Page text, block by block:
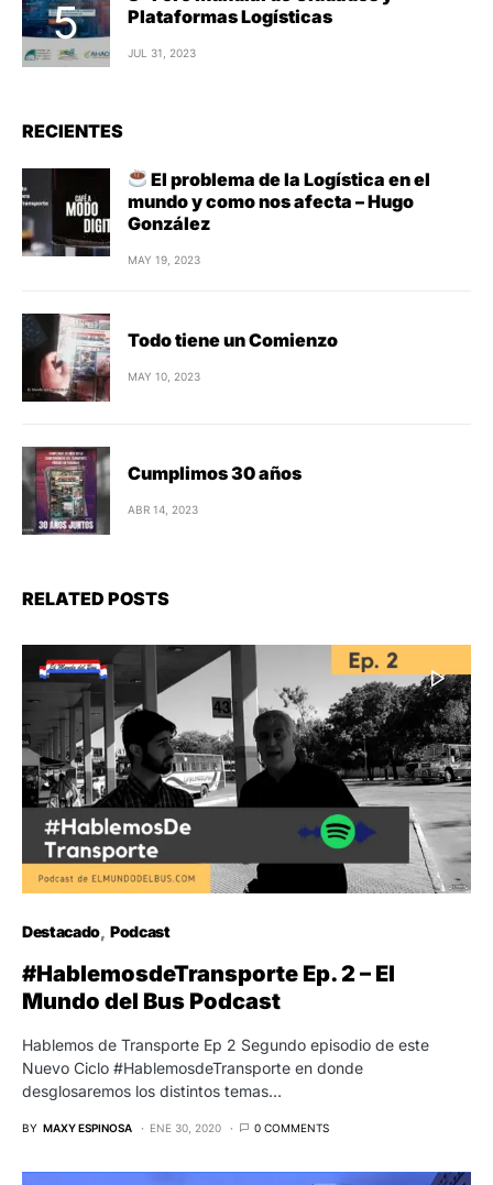
Plataformas Logísticas
JUL 31, 2023
RECIENTES
El problema de la Logística en el
mundo y como nos afecta – Hugo
González
MAY 19, 2023
Todo tiene un Comienzo
MAY 10, 2023
Cumplimos 30 años
ABR 14, 2023
RELATED POSTS
Destacado Podcast
#HablemosdeTransporte Ep. 2 – El
Mundo del Bus Podcast
Hablemos de Transporte Ep 2 Segundo episodio de este
Nuevo Ciclo #HablemosdeTransporte en donde
desglosaremos los distintos temas…
BY MAXY ESPINOSA ENE 30, 2020 0 COMMENTS